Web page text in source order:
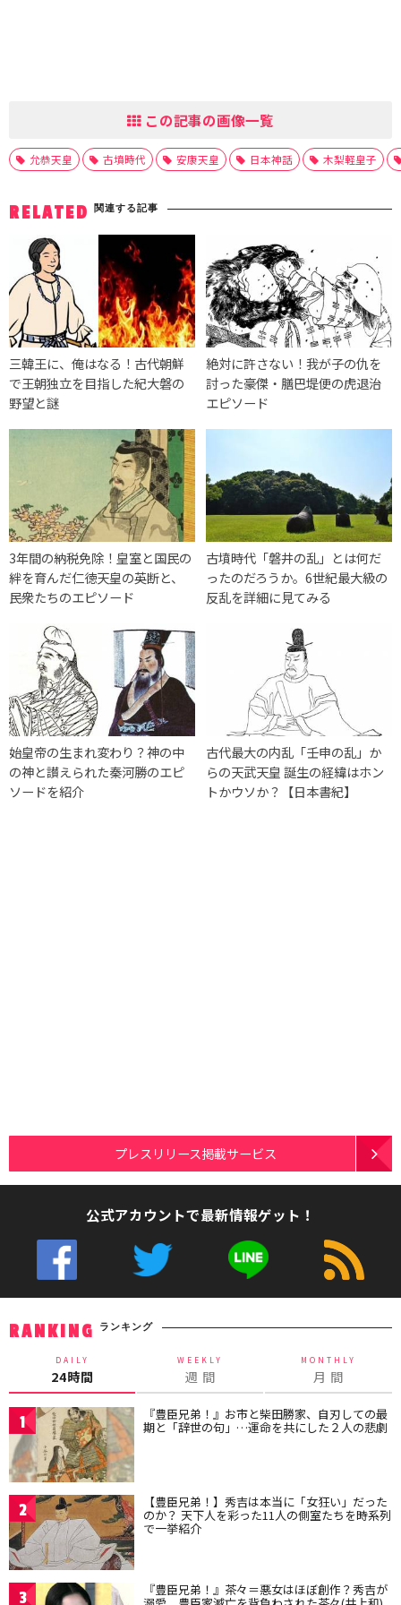
この記事の画像一覧
允恭天皇 古墳時代 安康天皇 日本神話 木梨軽皇子
RELATED 関連する記事
三韓王に、俺はなる！古代朝鮮
で王朝独立を目指した紀大磐の
野望と謎
絶対に許さない！我が子の仇を
討った豪傑・膳巴堤便の虎退治
エピソード
3年間の納税免除！皇室と国民の
絆を育んだ仁徳天皇の英断と、
民衆たちのエピソード
古墳時代「磐井の乱」とは何だ
ったのだろうか。6世紀最大級の
反乱を詳細に見てみる
始皇帝の生まれ変わり？神の中
の神と讃えられた秦河勝のエピ
ソードを紹介
古代最大の内乱「壬申の乱」か
らの天武天皇 誕生の経緯はホン
トかウソか？【日本書紀】
プレスリリース掲載サービス
公式アカウントで最新情報ゲット！
RANKING ランキング
DAILY
24時間
WEEKLY
週 間
MONTHLY
月 間
1 『豊臣兄弟！』お市と柴田勝家、自刃しての最
期と「辞世の句」…運命を共にした２人の悲劇
2 【豊臣兄弟！】秀吉は本当に「女狂い」だった
のか？ 天下人を彩った11人の側室たちを時系列
で一挙紹介
3 『豊臣兄弟！』茶々＝悪女はほぼ創作？秀吉が